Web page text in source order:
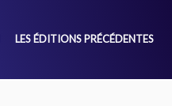
LES ÉDITIONS PRÉCÉDENTES